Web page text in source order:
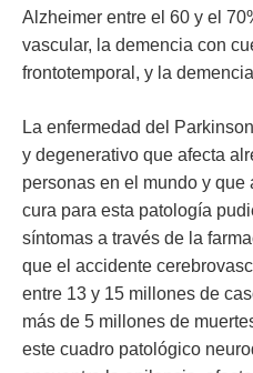
Alzheimer entre el 60 y el
vascular, la demencia con
frontotemporal, y la
La enfermedad del
y degenerativo que afecta
personas en el mundo y que
cura para esta patología
síntomas a través de la
que el accidente
entre 13 y 15 millones de
más de 5 millones de
este cuadro patológico